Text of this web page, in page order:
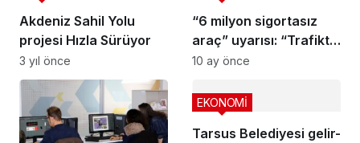
Akdeniz Sahil Yolu
projesi Hızla Sürüyor
3 yıl önce
“6 milyon sigortasız
araç” uyarısı: “Trafikte
saatli bomba”
10 ay önce
Tarsus Belediyesi gelir-
EKONOMİ